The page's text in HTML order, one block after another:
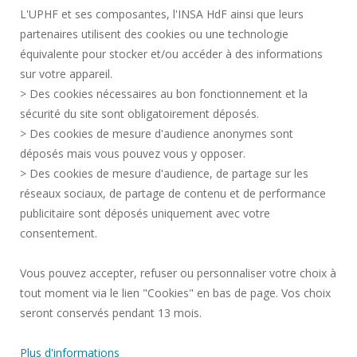
DONNÉES PERSONNELLES
MARCHÉS PUBLICS
MENTIONS LÉGALES
RECRUTEMENTS
CRÉDITS
ESPACE PRESSE
SERVICES PUBLICS +
CONTACTS
GESTION DES COOKIES
Rejoignez-nous!
L'UPHF et ses composantes, l'INSA HdF ainsi que leurs
partenaires utilisent des cookies ou une technologie
équivalente pour stocker et/ou accéder à des informations
sur votre appareil.
> Des cookies nécessaires au bon fonctionnement et la
sécurité du site sont obligatoirement déposés.
> Des cookies de mesure d'audience anonymes sont
déposés mais vous pouvez vous y opposer.
> Des cookies de mesure d'audience, de partage sur les
réseaux sociaux, de partage de contenu et de performance
publicitaire sont déposés uniquement avec votre
consentement.
Vous pouvez accepter, refuser ou personnaliser votre choix à
tout moment via le lien "Cookies" en bas de page. Vos choix
seront conservés pendant 13 mois.
Plus d'informations